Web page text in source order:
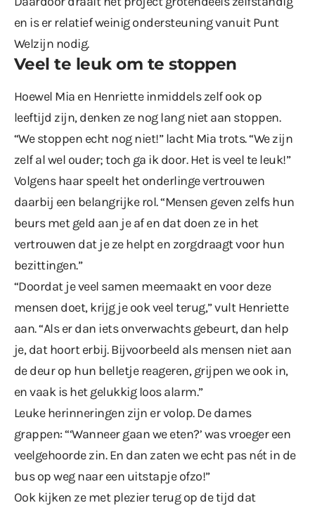
en is er relatief weinig ondersteuning vanuit Punt
Welzijn nodig.
Veel te leuk om te stoppen
Hoewel Mia en Henriette inmiddels zelf ook op
leeftijd zijn, denken ze nog lang niet aan stoppen.
“We stoppen echt nog niet!” lacht Mia trots. “We zijn
zelf al wel ouder; toch ga ik door. Het is veel te leuk!”
Volgens haar speelt het onderlinge vertrouwen
daarbij een belangrijke rol. “Mensen geven zelfs hun
beurs met geld aan je af en dat doen ze in het
vertrouwen dat je ze helpt en zorgdraagt voor hun
bezittingen.”
“Doordat je veel samen meemaakt en voor deze
mensen doet, krijg je ook veel terug,” vult Henriette
aan. “Als er dan iets onverwachts gebeurt, dan help
je, dat hoort erbij. Bijvoorbeeld als mensen niet aan
de deur op hun belletje reageren, grijpen we ook in,
en vaak is het gelukkig loos alarm.”
Leuke herinneringen zijn er volop. De dames
grappen: “‘Wanneer gaan we eten?’ was vroeger een
veelgehoorde zin. En dan zaten we echt pas nét in de
bus op weg naar een uitstapje ofzo!”
Ook kijken ze met plezier terug op de tijd dat